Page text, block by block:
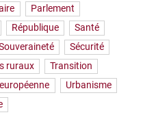
Parlement
République
Santé
Sécurité
ruraux
Transition
Urbanisme